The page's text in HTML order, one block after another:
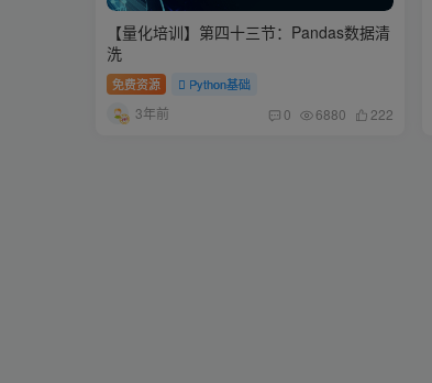
【量化培训】第四十三节：Pandas数据清
洗
免费资源 Python基础
3年前 0 6880 222